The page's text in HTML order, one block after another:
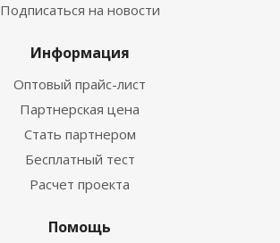
Подписаться на новости
Информация
Оптовый прайс-лист
Партнерская цена
Стать партнером
Бесплатный тест
Расчет проекта
Помощь